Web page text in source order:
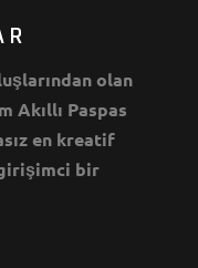
olan
Akıllı Paspas
en kreatif
bir